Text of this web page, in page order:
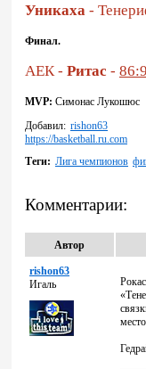
Уникаха -
Финал.
АЕК - Ритас -
MVP: Симонас Лукошюс
Добавил: rishon63
https://basketball.ru.com
Теги: Лига чемпионов
Комментарии:
Автор
rishon63
Игаль